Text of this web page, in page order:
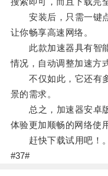
安装后，只需一键点
让你畅享高速网络。
此款加速器具有智能
情况，自动调整加速方
不仅如此，它还有多
景的需求。
总之，加速器安卓版
体验更加顺畅的网络使
赶快下载试用吧！。
#37#